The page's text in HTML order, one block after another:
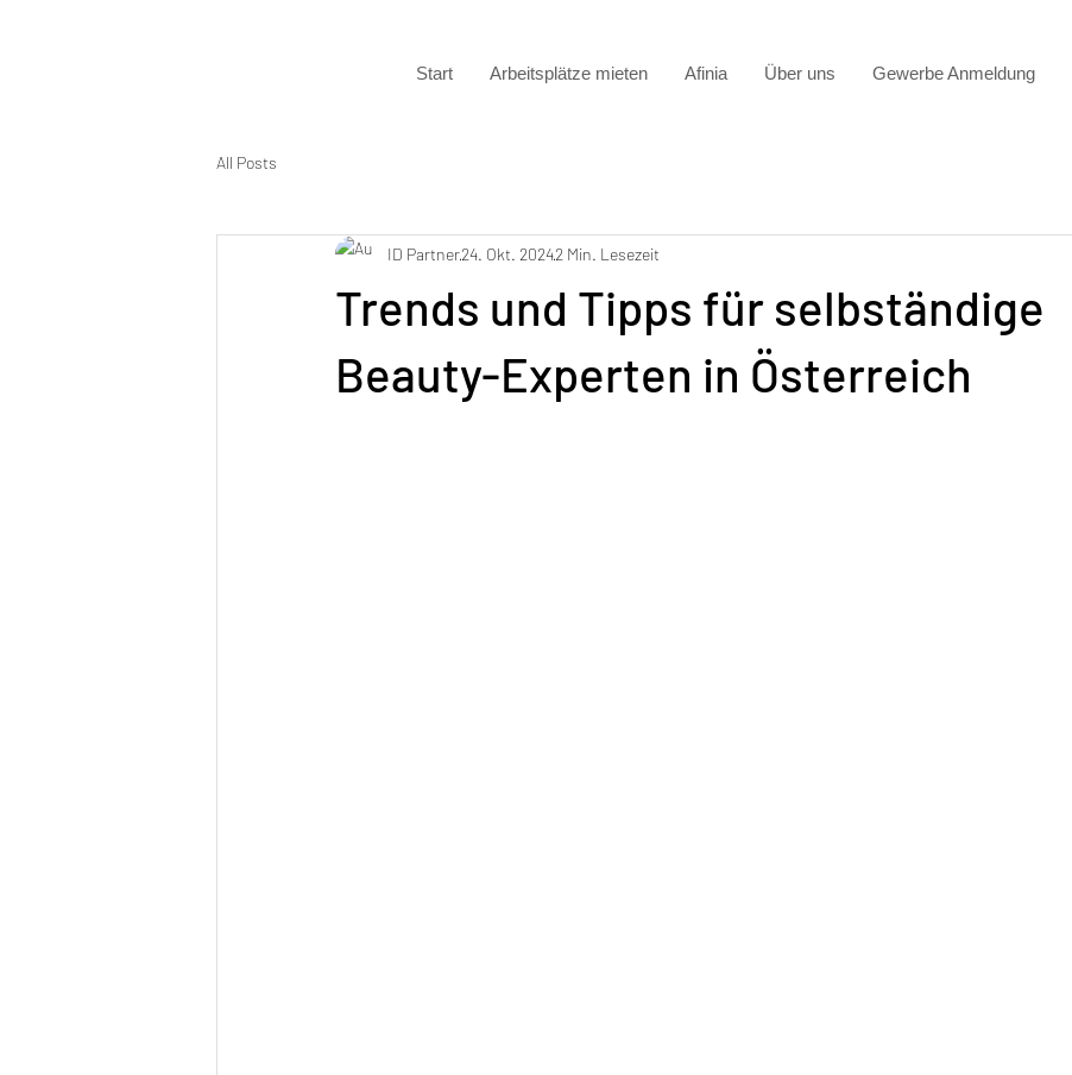
Start Arbeitsplätze mieten Afinia Über uns Gewerbe Anmeldung
All Posts
Trends und Tipps für selbständige
Beauty-Experten in Österreich
ID Partner24. Okt. 20242 Min. Lesezeit